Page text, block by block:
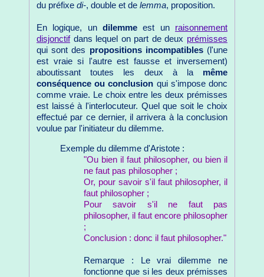
du préfixe di-, double et de lemma, proposition.
En logique, un dilemme est un raisonnement
disjonctifdans lequel on part de deux prémisses
qui sont des propositions incompatibles(l'une
est vraie si l'autre est fausse et inversement)
aboutissant toutes les deux à la même
conséquence ou conclusion qui s'impose donc
comme vraie. Le choix entre les deux prémisses
est laissé à l'interlocuteur. Quel que soit le choix
effectué par ce dernier, il arrivera à la conclusion
voulue par l'initiateur du dilemme.
Exemple du dilemme d'Aristote :
"Ou bien il faut philosopher, ou bien il
ne faut pas philosopher ;
Or, pour savoir s'il faut philosopher, il
faut philosopher ;
Pour savoir s'il ne faut pas
philosopher, il faut encore philosopher
;
Conclusion : donc il faut philosopher."
Remarque : Le vrai dilemme ne
fonctionne que si les deux prémisses